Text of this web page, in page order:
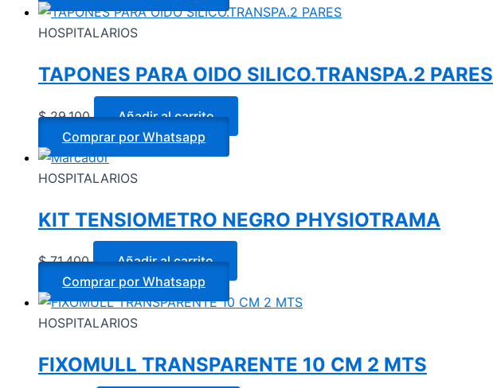
HOSPITALARIOS
TAPONES PARA OIDO SILICO.TRANSPA.2 PARES
$29.100
Añadir al carrito
Comprar por Whatsapp
HOSPITALARIOS
KIT TENSIOMETRO NEGRO PHYSIOTRAMA
$71.400
Añadir al carrito
Comprar por Whatsapp
HOSPITALARIOS
FIXOMULL TRANSPARENTE 10 CM 2 MTS